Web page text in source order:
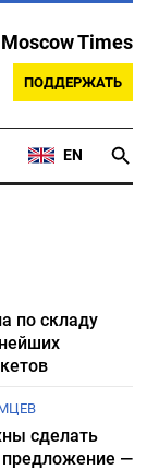
Times
ПОДДЕРЖАТЬ
EN
по складу
сделать
предложение —